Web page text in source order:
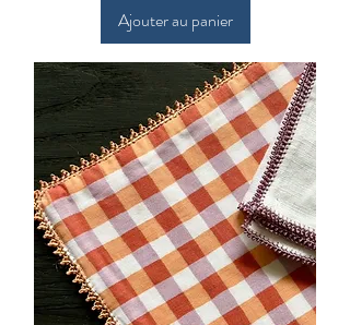
Ajouter au panier